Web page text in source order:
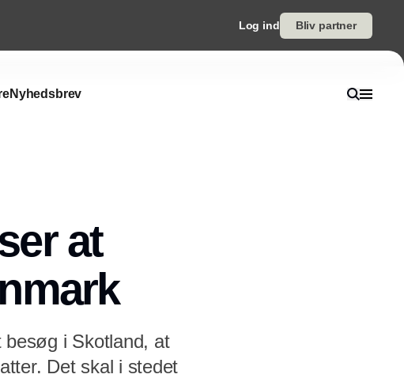
Log ind Bliv partner
Nyhedsbrev
at
besøg i Skotland, at
Det skal i stedet